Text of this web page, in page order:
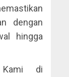
dengan
hingga
Kami di